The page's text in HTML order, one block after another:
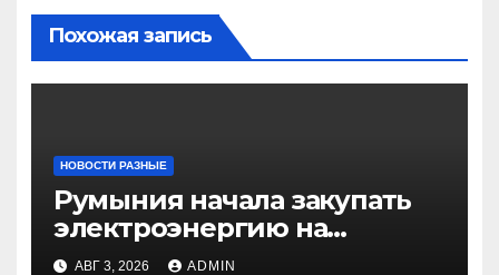
Похожая запись
НОВОСТИ РАЗНЫЕ
Румыния начала закупать
электроэнергию на
Украине из-за дефицита
АВГ 3, 2026 ADMIN